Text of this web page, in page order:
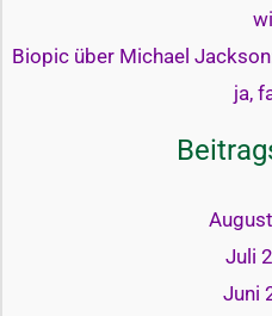
Biopic über Michael
ja,
Juli
Juni